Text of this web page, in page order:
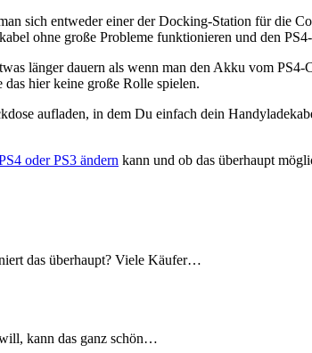
sich entweder einer der Docking-Station für die
ohne große Probleme funktionieren und den
länger dauern als wenn man den Akku vom
hier keine große Rolle spielen.
aufladen, in dem Du einfach dein
oder PS3 ändern kann und ob das überhaupt
das überhaupt? Viele Käufer…
kann das ganz schön…